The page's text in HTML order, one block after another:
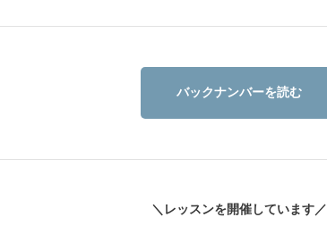
バックナンバーを読む
＼レッスンを開催しています／